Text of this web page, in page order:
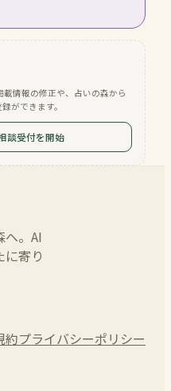
情報の修正や、占いの森から
ができます。
談受付を開始
。AI
寄り
約プライバシーポリシー